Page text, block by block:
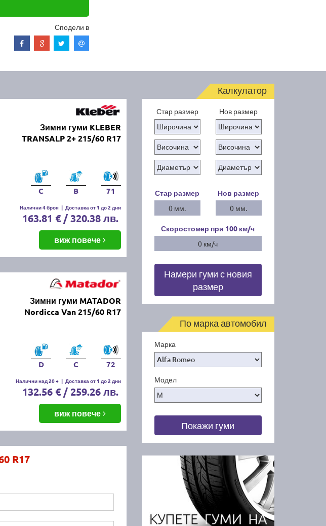
Сподели в
Зимни гуми KLEBER
TRANSALP 2+ 215/60 R17
C B 71
Налични 4 броя | Доставка от 1 до 2 дни
163.81 € / 320.38 лв.
виж повече
Зимни гуми MATADOR
Nordicca Van 215/60 R17
D C 72
Налични над 20 + | Доставка от 1 до 2 дни
132.56 € / 259.26 лв.
виж повече
R17
Калкулатор
Стар размер Нов размер
Стар размер
0 мм.
Нов размер
0 мм.
Скоростомер при 100 км/ч
0 км/ч
Намери гуми с новия
размер
По марка автомобил
Марка
Модел
Покажи гуми